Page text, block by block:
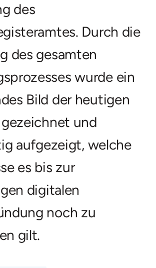
des
Durch die
des gesamten
wurde ein
Bild der heutigen
und
aufgezeigt, welche
es bis zur
digitalen
noch zu
gilt.